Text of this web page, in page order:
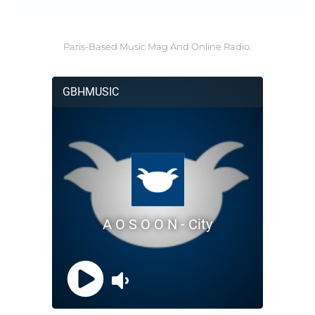
Paris-Based Music Mag And Online Radio.